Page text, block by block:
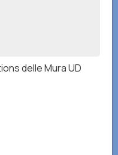
delle Mura UD